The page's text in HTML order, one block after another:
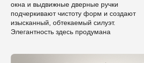
окна и выдвижные дверные ручки
подчеркивают чистоту форм и создают
изысканный, обтекаемый силуэт.
Элегантность здесь продумана